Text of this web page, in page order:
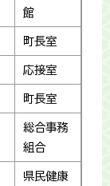
館
町長室
応接室
町長室
総合事務
組合
県民健康